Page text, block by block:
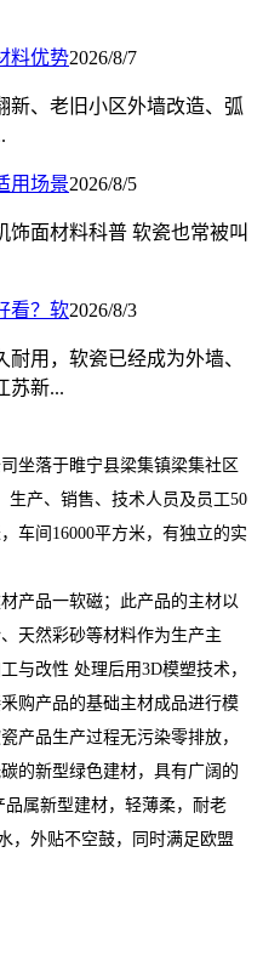
料优势2026/8/7
新、老旧小区外墙改造、弧
用场景2026/8/5
饰面材料科普 软瓷也常被叫
看？软2026/8/3
用，软瓷已经成为外墙、
苏新...
落于睢宁县梁集镇梁集社区
生产、销售、技术人员及员工50
车间16000平方米，有独立的实
品一软磁；此产品的主材以
天然彩砂等材料作为生产主
与改性 处理后用3D模塑技术，
购产品的基础主材成品进行模
产品生产过程无污染零排放，
的新型绿色建材，具有广阔的
属新型建材，轻薄柔，耐老
，外贴不空鼓，同时满足欧盟